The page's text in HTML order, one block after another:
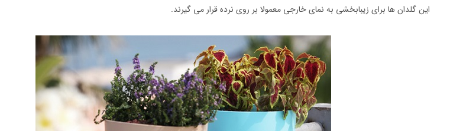
این گلدان ها برای زیبابخشی به نمای خارجی معمولا بر روی نرده قرار می گیرند.